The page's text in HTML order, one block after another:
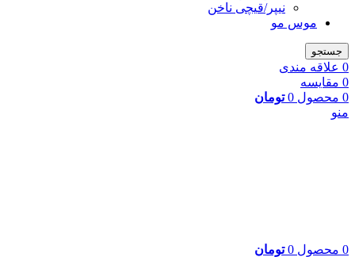
نیپر/قیچی ناخن
موس مو
جستجو
0 علاقه مندی
0 مقایسه
0 محصول 0 تومان
منو
0 محصول 0 تومان